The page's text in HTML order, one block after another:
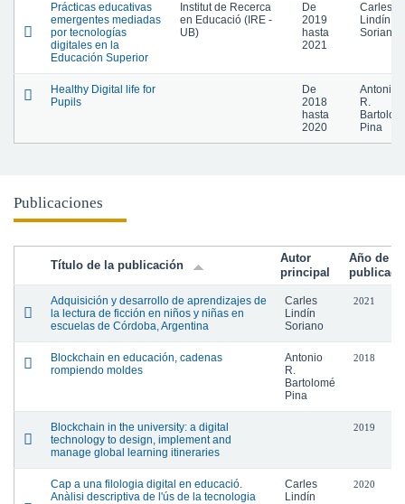
Prácticas educativas
emergentes mediadas
por tecnologías
digitales en la
Educación Superior
Institut de Recerca
en Educació (IRE -
UB)
De
2019
hasta
2021
Carles
Lindín
Soriano
Healthy Digital life for
Pupils
De
2018
hasta
2020
Antonio
R.
Pina
Publicaciones
Título de la publicación
Autor
principal
Año de
Adquisición y desarrollo de aprendizajes de
la lectura de ficción en niños y niñas en
escuelas de Córdoba, Argentina
Carles
Lindín
Soriano
2021
Blockchain en educación, cadenas
rompiendo moldes
Antonio
R.
Bartolomé
Pina
2018
Blockchain in the university: a digital
technology to design, implement and
manage global learning itineraries
2019
Cap a una filologia digital en educació.
Anàlisi descriptiva de l'ús de la tecnologia
Carles
Lindín
2020